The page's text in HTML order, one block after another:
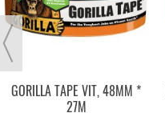
GORILLA TAPE VIT, 48MM *
27M